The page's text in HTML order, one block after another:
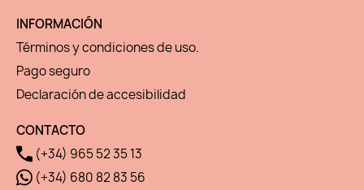
INFORMACIÓN
Términos y condiciones de uso.
Pago seguro
Declaración de accesibilidad
CONTACTO
(+34) 965 52 35 13
(+34) 680 82 83 56